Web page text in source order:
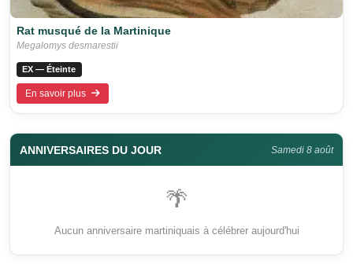
Rat musqué de la Martinique
Megalomys desmarestii
EX — Éteinte
En savoir plus
ANNIVERSAIRES DU JOUR Samedi 8 août
🌴
Aucun anniversaire martiniquais à célébrer aujourd'hui